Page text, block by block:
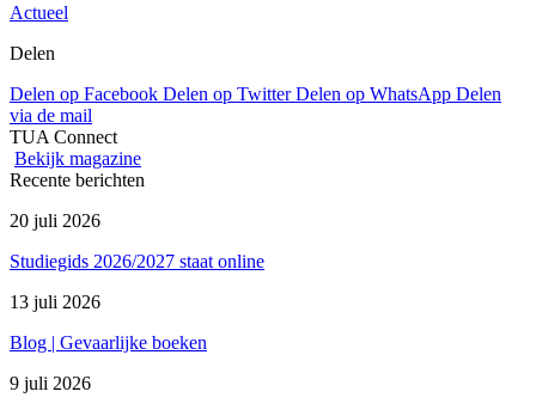
Actueel
Delen
Delen op Facebook Delen op Twitter Delen op WhatsApp Delen
via de mail
TUA Connect
Bekijk magazine
Recente berichten
20 juli 2026
Studiegids 2026/2027 staat online
13 juli 2026
Blog | Gevaarlijke boeken
9 juli 2026